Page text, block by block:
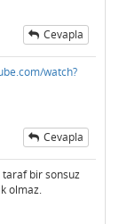
Cevapla
watch?
Cevapla
taraf bir sonsuz
olmaz.